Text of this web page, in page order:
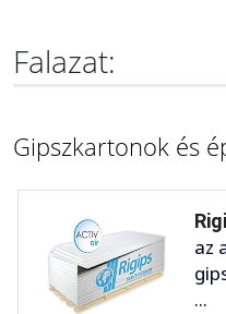
Falazat:
Gipszkartonok és
az
...